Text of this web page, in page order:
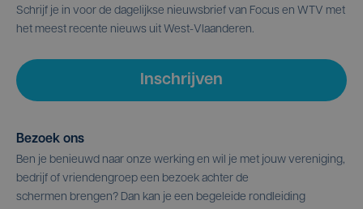
Schrijf je in voor de dagelijkse nieuwsbrief van Focus en WTV met
het meest recente nieuws uit West-Vlaanderen.
Inschrijven
Bezoek ons
Ben je benieuwd naar onze werking en wil je met jouw vereniging,
bedrijf of vriendengroep een bezoek achter de
schermen brengen? Dan kan je een begeleide rondleiding